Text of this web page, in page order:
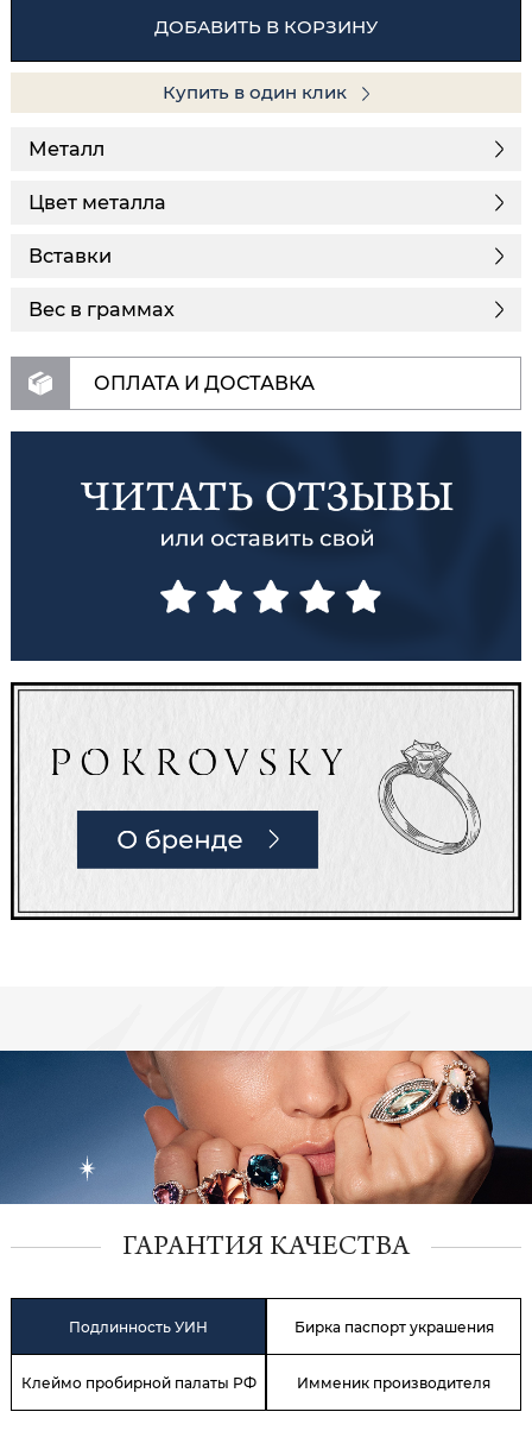
ДОБАВИТЬ В КОРЗИНУ
Купить в один клик
Металл
Цвет металла
Вставки
Вес в граммах
ОПЛАТА И ДОСТАВКА
ГАРАНТИЯ КАЧЕСТВА
Подлинность УИН Бирка паспорт украшения
Клеймо пробирной палаты РФ Имменик производителя